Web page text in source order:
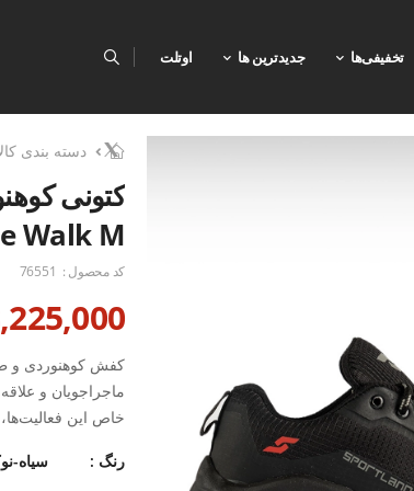
تخفیفی‌ها جدیدترین ها اوتلت
دسته بندی
کتونی
Walk M
کد محصول : 76551
3,225,000
ماجراجویان و
خاص این
رنگ : سیاه-